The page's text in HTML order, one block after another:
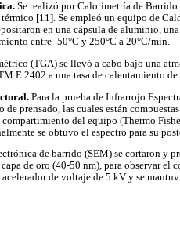
Se realizó por Calorimetría de
[11]. Se empleó un equipo de
en una cápsula de aluminio,
entre -50°C y 250°C a 20°C/min.
(TGA) se llevó a cabo bajo una
E 2402 a una tasa de calentamiento
Para la prueba de Infrarrojo
de prensado, las cuales están
del equipo (Thermo
se obtuvo el espectro para su
de barrido (SEM) se cortaron y
de oro (40-50 nm), para observar el
de voltaje de 5 kV y se